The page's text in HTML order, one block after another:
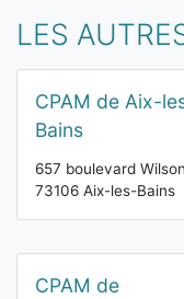
LES
CPAM de Aix-
Bains
657 boulevard Wilson
73106 Aix-les-Bains
CPAM de